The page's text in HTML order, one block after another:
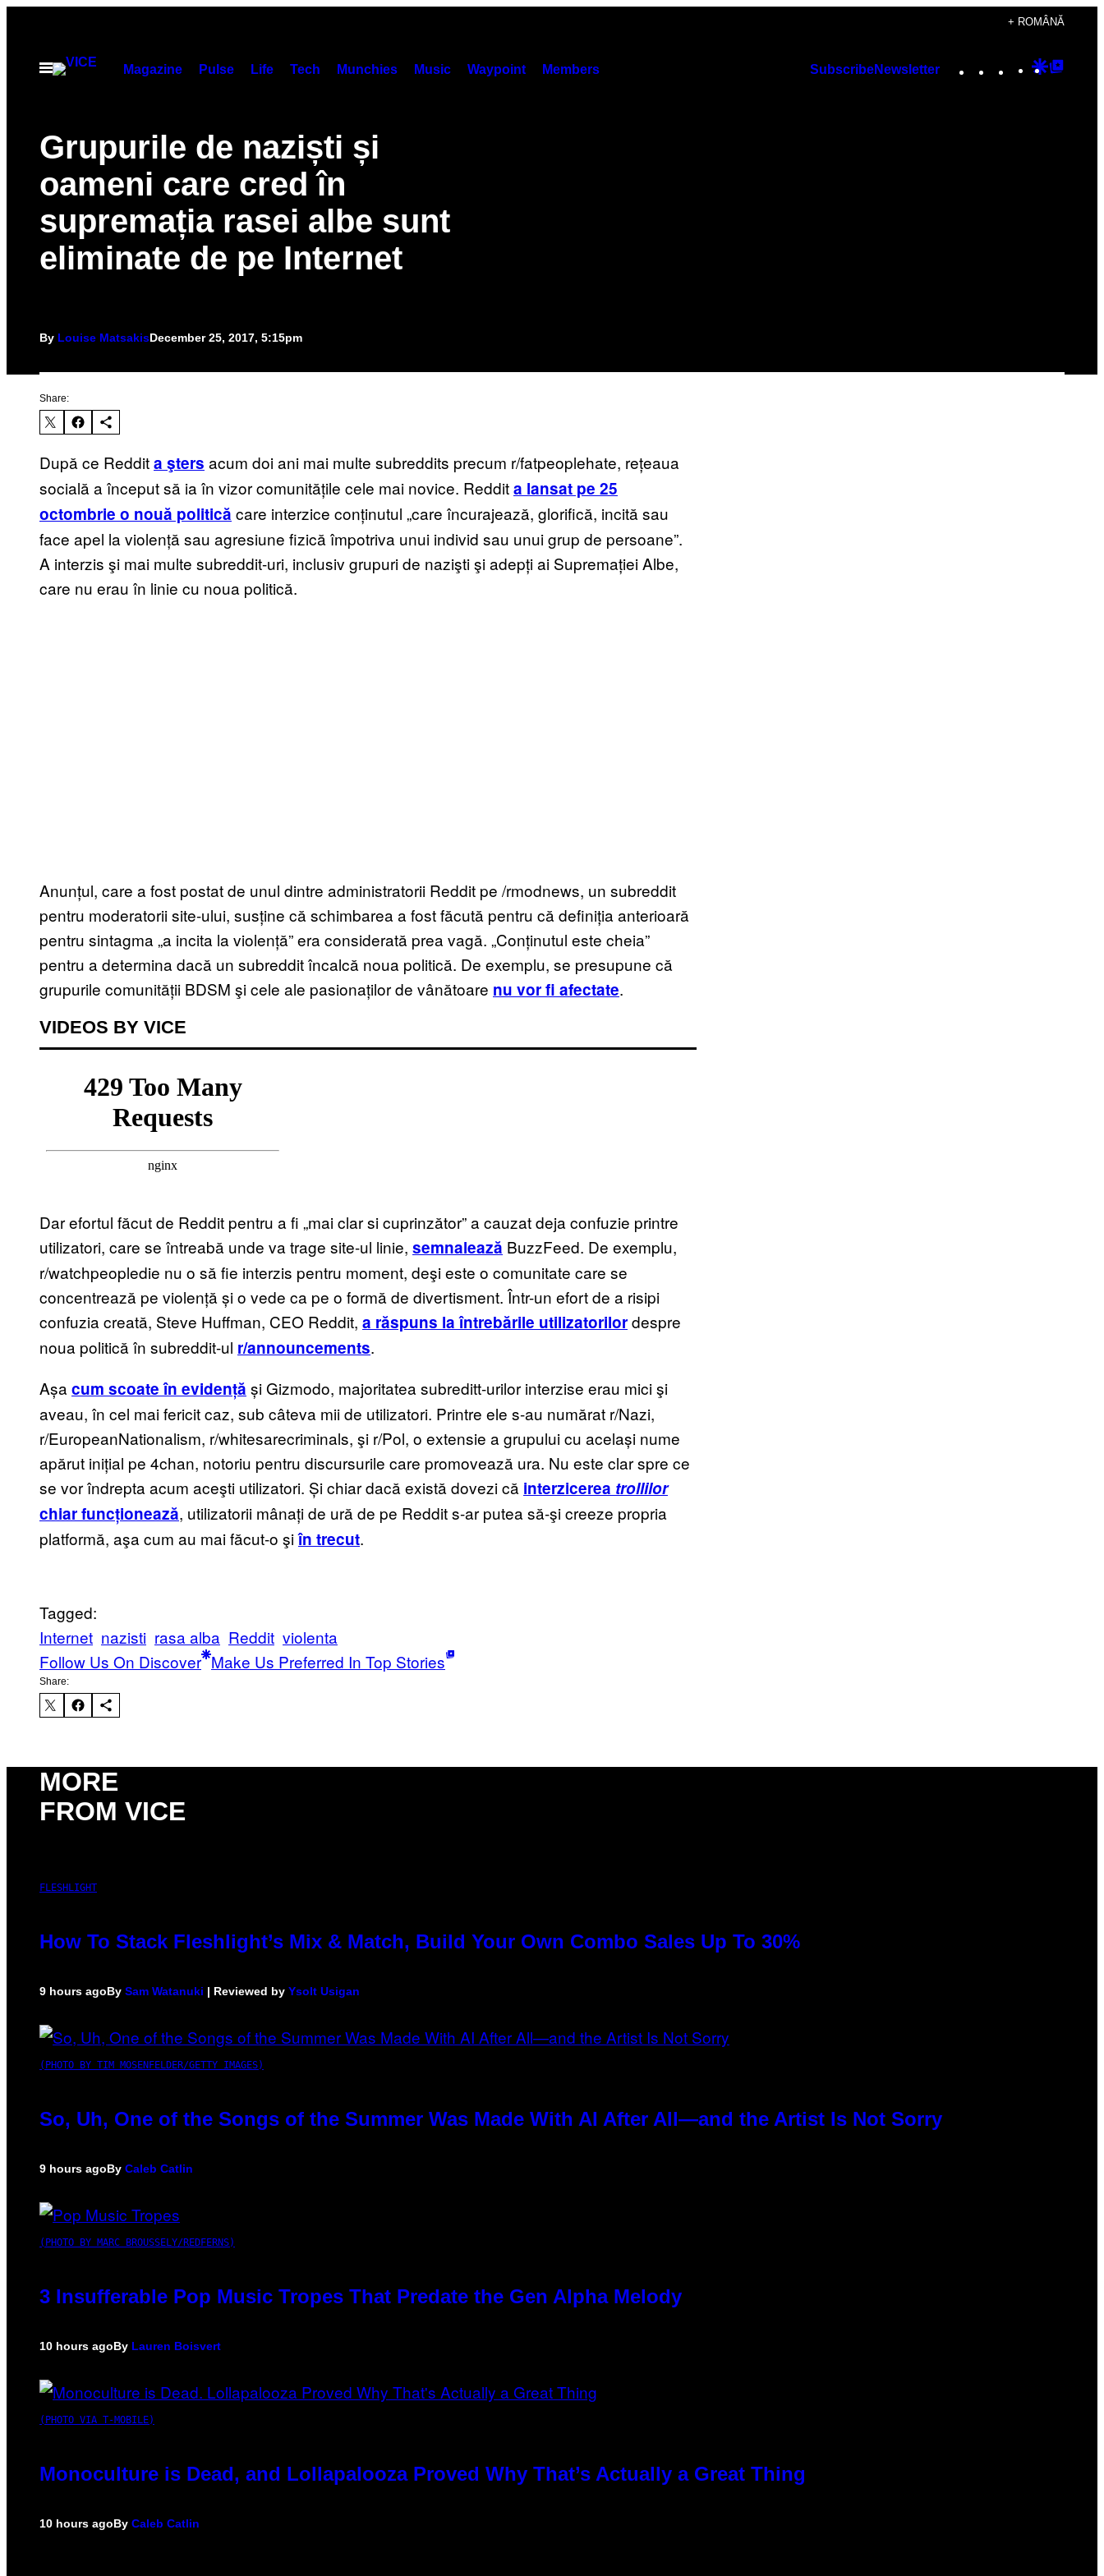
content
+ ROMÂNĂ
Open
Magazine Pulse Life Tech Munchies Music Waypoint Members SubscribeNewsletter Instagram
TikTok
YouTube
Google
Grupurile de naziști și
oameni care cred în
supremația rasei albe sunt
eliminate de pe Internet
By Louise MatsakisDecember 25, 2017, 5:15pm
Share:
După ce Reddita şters acum doi ani mai multe subreddits precum r/fatpeoplehate, rețeaua
socială a început să ia în vizor comunitățile cele mai novice. Reddita lansat pe 25
octombrie o nouă politică care interzice conținutul „care încurajează, glorifică, incită sau
face apel la violență sau agresiune fizică împotriva unui individ sau unui grup de persoane”.
A interzis şi mai multe subreddit-uri, inclusiv grupuri de nazişti şi adepți ai Supremației Albe,
care nu erau în linie cu noua politică.
Anunțul, care a fost postat de unul dintre administratorii Reddit pe /rmodnews, un subreddit
pentru moderatorii site-ului, susține că schimbarea a fost făcută pentru că definiția anterioară
pentru sintagma „a incita la violență” era considerată prea vagă. „Conținutul este cheia”
pentru a determina dacă un subreddit încalcă noua politică. De exemplu, se presupune că
grupurile comunității BDSM şi cele ale pasionaților de vânătoare nu vor fi afectate.
VIDEOS BY VICE
Dar efortul făcut de Reddit pentru a fi „mai clar si cuprinzător” a cauzat deja confuzie printre
utilizatori, care se întreabă unde va trage site-ul linie, semnalează BuzzFeed. De exemplu,
r/watchpeopledie nu o să fie interzis pentru moment, deşi este o comunitate care se
concentrează pe violență și o vede ca pe o formă de divertisment. Într-un efort de a risipi
confuzia creată, Steve Huffman, CEO Reddit, a răspuns la întrebările utilizatorilordespre
noua politică în subreddit-ul r/announcements.
Așa cum scoate în evidență și Gizmodo, majoritatea subreditt-urilor interzise erau mici şi
aveau, în cel mai fericit caz, sub câteva mii de utilizatori. Printre ele s-au numărat r/Nazi,
r/EuropeanNationalism, r/whitesarecriminals, şi r/Pol, o extensie a grupului cu același nume
apărut inițial pe 4chan, notoriu pentru discursurile care promovează ura. Nu este clar spre ce
se vor îndrepta acum aceşti utilizatori. Și chiar dacă există dovezi că interzicerea trollilor
chiar funcționează, utilizatorii mânați de ură de pe Reddit s-ar putea să-şi creeze propria
platformă, aşa cum au mai făcut-o şiîn trecut.
Tagged:
Internet nazisti rasa alba Reddit violenta
Follow Us On Discover Make Us Preferred In Top Stories
Share:
MORE
FROM VICE
FLESHLIGHT
How To Stack Fleshlight’s Mix & Match, Build Your Own Combo Sales Up To 30%
9 hours agoBy Sam Watanuki | Reviewed by Ysolt Usigan
(PHOTO BY TIM MOSENFELDER/GETTY IMAGES)
So, Uh, One of the Songs of the Summer Was Made With AI After All—and the Artist Is Not Sorry
9 hours agoBy Caleb Catlin
(PHOTO BY MARC BROUSSELY/REDFERNS)
3 Insufferable Pop Music Tropes That Predate the Gen Alpha Melody
10 hours agoBy Lauren Boisvert
(PHOTO VIA T-MOBILE)
Monoculture is Dead, and Lollapalooza Proved Why That’s Actually a Great Thing
10 hours agoBy Caleb Catlin